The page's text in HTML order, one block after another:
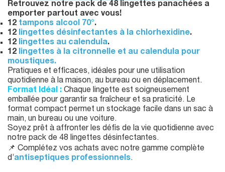
Retrouvez notre pack de 48 lingettes panachées a
emporter partout avec vous!
12 tampons alcool 70°.
12 lingettes désinfectantes à la chlorhexidine.
12 lingettes au calendula.
12 lingettes à la citronnelle et au calendula pour
moustiques.
Pratiques et efficaces, idéales pour une utilisation
quotidienne à la maison, au bureau ou en déplacement.
Format Idéal : Chaque lingette est soigneusement
emballée pour garantir sa fraîcheur et sa praticité. Le
format compact permet un stockage facile dans un sac à
main, un bureau ou une voiture.
Soyez prêt à affronter les défis de la vie quotidienne avec
notre pack de 48 lingettes désinfectantes.
📌 Complétez vos achats avec notre gamme complète
d’antiseptiques professionnels.